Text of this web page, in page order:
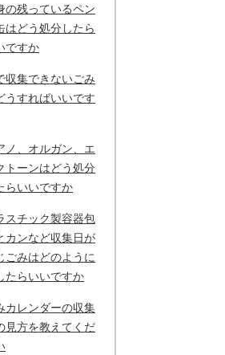
の残っているペン
はどう処分したら
ですか
収集できないごみ
うすればいいです
ノ、オルガン、エ
トーンはどう処分
らいいですか
スチック製容器包
カンなど収集日が
ごみはどのように
たらいいですか
カレンダーの収集
見方を教えてくだ